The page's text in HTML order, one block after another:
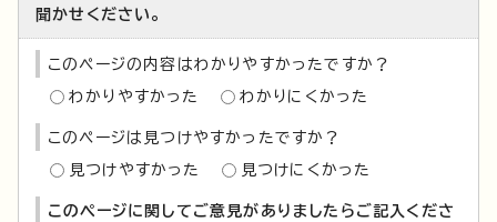
聞かせください。
このページの内容はわかりやすかったですか？
わかりやすかった わかりにくかった
このページは見つけやすかったですか？
見つけやすかった 見つけにくかった
このページに関してご意見がありましたらご記入くださ